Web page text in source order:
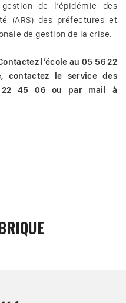
de l’épidémie des
(ARS) des préfectures et
de gestion de la crise.
l’école au 05 56 22
contactez le service des
45 06
ou par mail à